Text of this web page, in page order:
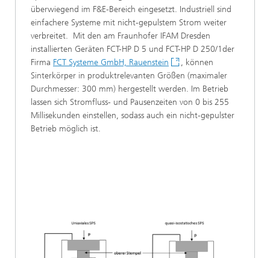
überwiegend im F&E-Bereich eingesetzt. Industriell sind
einfachere Systeme mit nicht-gepulstem Strom weiter
verbreitet. Mit den am Fraunhofer IFAM Dresden
installierten Geräten FCT-HP D 5 und FCT-HP D 250/1der
Firma FCT Systeme GmbH, Rauenstein
, können
Sinterkörper in produktrelevanten Größen (maximaler
Durchmesser: 300 mm) hergestellt werden. Im Betrieb
lassen sich Stromfluss- und Pausenzeiten von 0 bis 255
Millisekunden einstellen, sodass auch ein nicht-gepulster
Betrieb möglich ist.